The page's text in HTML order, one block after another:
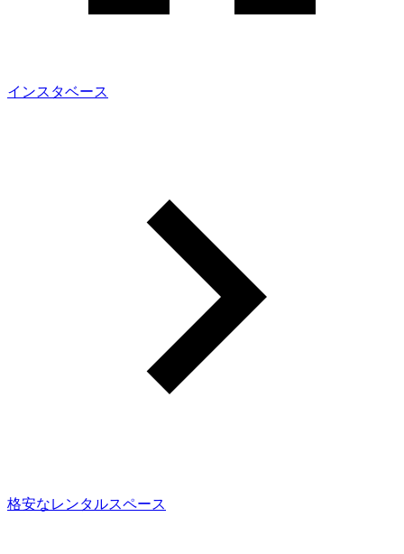
インスタベース
格安なレンタルスペース